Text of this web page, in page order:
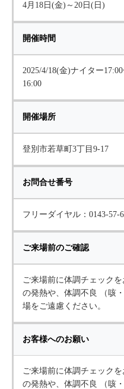
4月18日(金)～20日(日)
開催時間
2025/4/18(金)ナイター
16:00
開催場所
登別市若草町3丁目9-17
お問合せ番号
フリーダイヤル：0143-57-
ご来場前のご確認
ご来場前に体調チェック
の発熱や、体調不良 （咳
場をご遠慮ください。
お客様へのお願い
ご来場前に体調チェック
の発熱や、体調不良 （咳